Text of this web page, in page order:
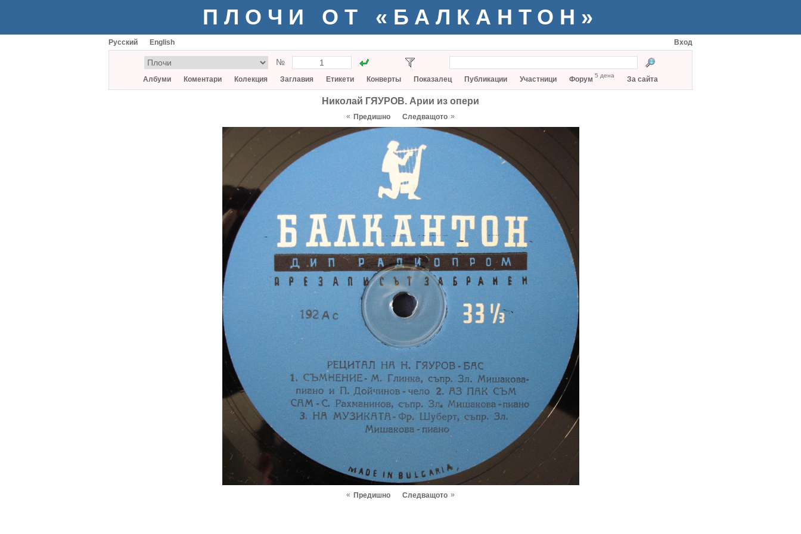
ПЛОЧИ ОТ «БАЛКАНТОН»
Русский English Вход
№
Албуми Коментари Колекция Заглавия Етикети Конверты Показалец Публикации Участници Форум 5 дена За сайта
Николай ГЯУРОВ. Арии из опери
« Предишно Следващото »
« Предишно Следващото »